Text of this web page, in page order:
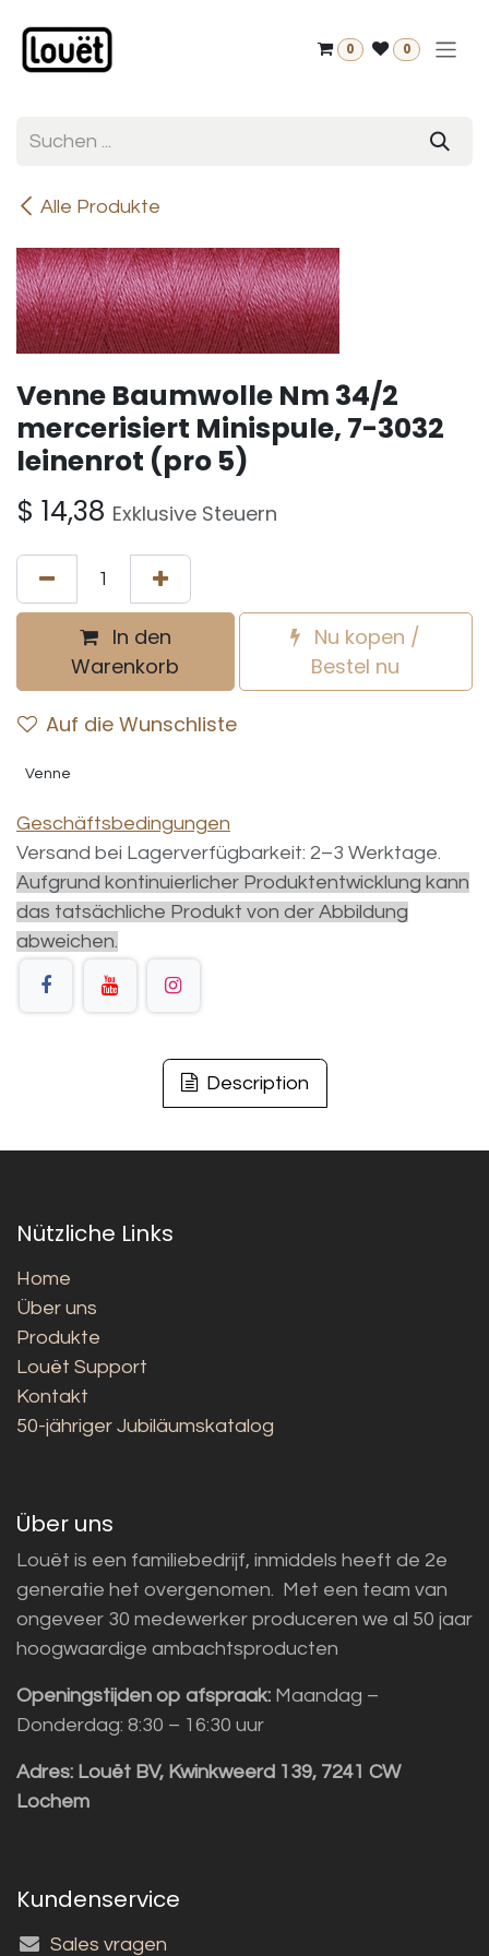
0 0
Alle Produkte
Venne Baumwolle Nm 34/2
mercerisiert Minispule, 7-3032
leinenrot (pro 5)
$ 14,38 Exklusive Steuern
In den
Warenkorb
Nu kopen /
Bestel nu
Auf die Wunschliste
Venne
Geschäftsbedingungen
Versand bei Lagerverfügbarkeit: 2–3 Werktage.
Aufgrund kontinuierlicher Produktentwicklung kann
das tatsächliche Produkt von der Abbildung
abweichen.
Description
Nützliche Links
Home
Über uns
Produkte
Louët Support
Kontakt
50-jähriger Jubiläumskatalog
Über uns
Louët is een familiebedrijf, inmiddels heeft de 2e
generatie het overgenomen. Met een team van
ongeveer 30 medewerker produceren we al 50 jaar
hoogwaardige ambachtsproducten
Openingstijden op afspraak: Maandag –
Donderdag: 8:30 – 16:30 uur
Adres: Louët BV, Kwinkweerd 139, 7241 CW
Lochem
Kundenservice
Sales vragen